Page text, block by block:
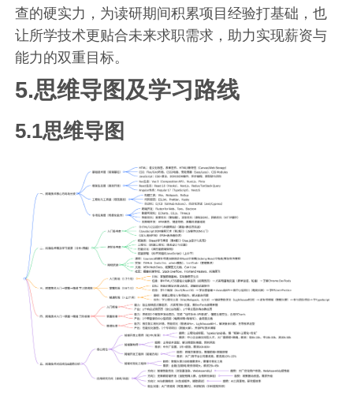
查的硬实力，为读研期间积累项目经验打基础，也
让所学技术更贴合未来求职需求，助力实现薪资与
能力的双重目标。
5.思维导图及学习路线
5.1思维导图